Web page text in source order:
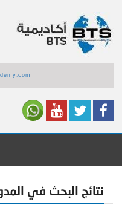
نتائج البحث في